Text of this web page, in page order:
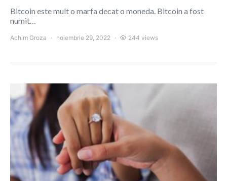
Bitcoin este mult o marfa decat o moneda. Bitcoin a fost
numit…
Achim Groza noiembrie 29, 2022 244 views